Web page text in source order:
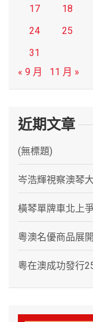
17 18
24
25
31
« 9 月
11 月 »
近期文章
(無標題)
岑浩輝視察澳琴
橫琴單牌車北上
粵澳名優商品展
粵在澳成功發行